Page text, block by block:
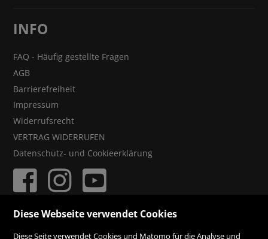
INFO
FAQ - Häufig gestellte Fragen
AGB
Barrierefreiheit
Impressum
Widerrufsrecht
VERTRAG WIDERRUFEN
Datenschutz- und Cookieerklärung
Diese Webseite verwendet Cookies
Diese Seite verwendet Cookies und Matomo für die Analyse und